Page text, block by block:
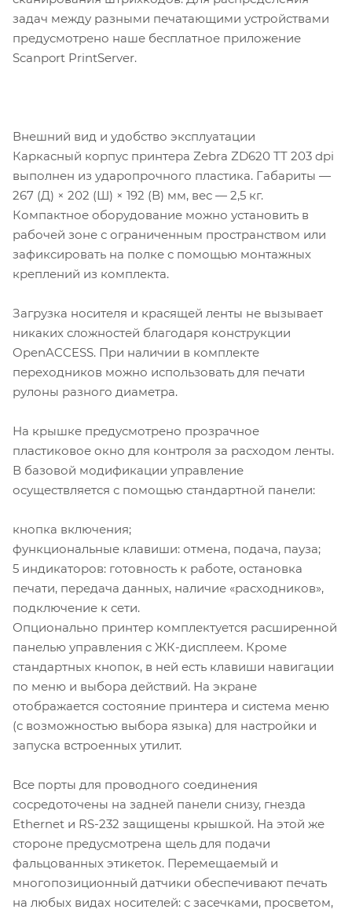
задач между разными печатающими устройствами
предусмотрено наше бесплатное приложение
Scanport PrintServer.
Внешний вид и удобство эксплуатации
Каркасный корпус принтера Zebra ZD620 TT 203 dpi
выполнен из ударопрочного пластика. Габариты —
267 (Д) × 202 (Ш) × 192 (В) мм, вес — 2,5 кг.
Компактное оборудование можно установить в
рабочей зоне с ограниченным пространством или
зафиксировать на полке с помощью монтажных
креплений из комплекта.
Загрузка носителя и красящей ленты не вызывает
никаких сложностей благодаря конструкции
OpenACCESS. При наличии в комплекте
переходников можно использовать для печати
рулоны разного диаметра.
На крышке предусмотрено прозрачное
пластиковое окно для контроля за расходом ленты.
В базовой модификации управление
осуществляется с помощью стандартной панели:
кнопка включения;
функциональные клавиши: отмена, подача, пауза;
5 индикаторов: готовность к работе, остановка
печати, передача данных, наличие «расходников»,
подключение к сети.
Опционально принтер комплектуется расширенной
панелью управления с ЖК-дисплеем. Кроме
стандартных кнопок, в ней есть клавиши навигации
по меню и выбора действий. На экране
отображается состояние принтера и система меню
(с возможностью выбора языка) для настройки и
запуска встроенных утилит.
Все порты для проводного соединения
сосредоточены на задней панели снизу, гнезда
Ethernet и RS-232 защищены крышкой. На этой же
стороне предусмотрена щель для подачи
фальцованных этикеток. Перемещаемый и
многопозиционный датчики обеспечивают печать
на любых видах носителей: с засечками, просветом,